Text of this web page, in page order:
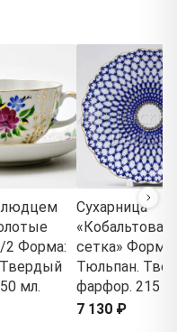
2 Форма:
мл.
Сухарница
«Кобальтовая
сетка» Форма:
Тюльпан.
фарфор. 215
7 130 ₽